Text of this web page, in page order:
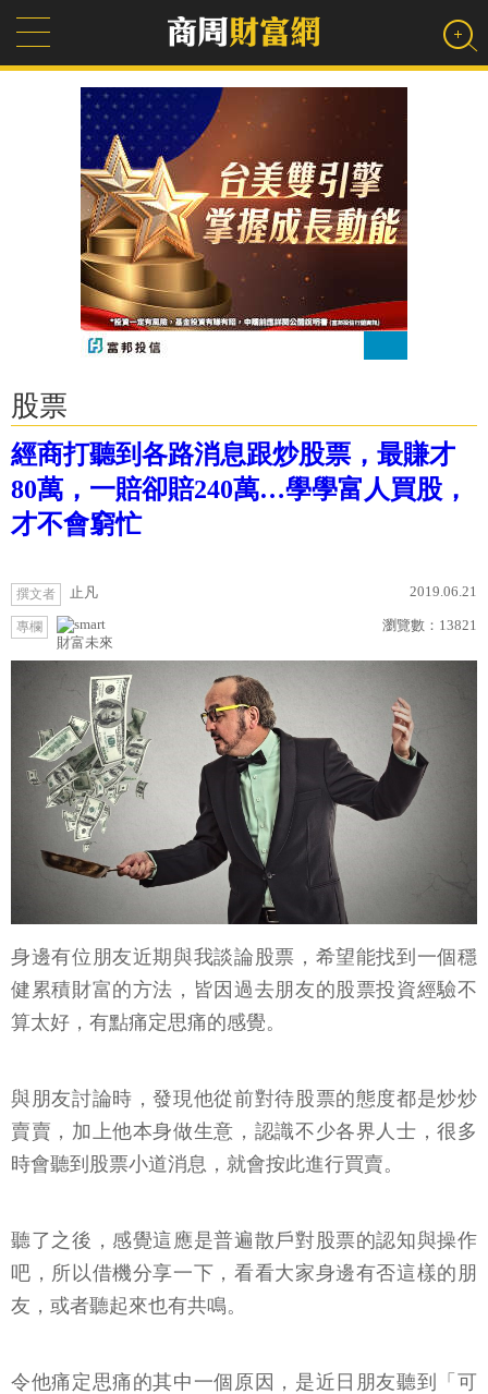
股票
經商打聽到各路消息跟炒股票，最賺才
80萬，一賠卻賠240萬…學學富人買股，
才不會窮忙
撰文者 止凡 2019.06.21
專欄
財富未來
瀏覽數： 13821
身邊有位朋友近期與我談論股票，希望能找到一個穩
健累積財富的方法，皆因過去朋友的股票投資經驗不
算太好，有點痛定思痛的感覺。
與朋友討論時，發現他從前對待股票的態度都是炒炒
賣賣，加上他本身做生意，認識不少各界人士，很多
時會聽到股票小道消息，就會按此進行買賣。
聽了之後，感覺這應是普遍散戶對股票的認知與操作
吧，所以借機分享一下，看看大家身邊有否這樣的朋
友，或者聽起來也有共鳴。
令他痛定思痛的其中一個原因，是近日朋友聽到「可